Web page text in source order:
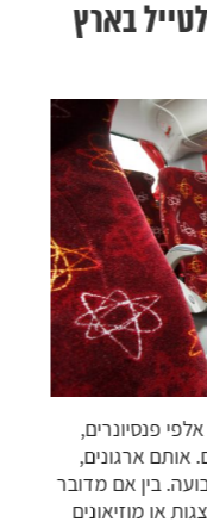
בארץ
פנסיונרים,
אותם ארגונים,
בין אם מדובר
או מוזיאונים